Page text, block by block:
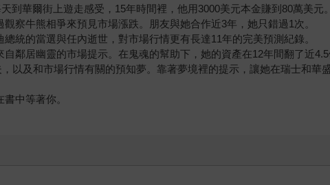
華爾街上遊走感受，15年時間裡，他用3000美元本金賺到80萬美元。
察牛熊相爭來預見市場漲跌。朋友與她合作近3年，她只錯過1次。
統的當選與任內逝世，對市場行情更有長達11年的完美預測紀錄。
鄰居幽靈的市場提示。在鬼魂的幫助下，她的資產在12年間翻了近4.5
以及和市場行情有關的預知夢。靠著夢境裡的提示，讓她在瑞士和華
中等著你。